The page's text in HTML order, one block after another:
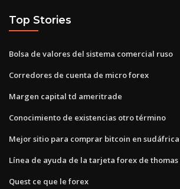
Top Stories
Bolsa de valores del sistema comercial ruso
Corredores de cuenta de micro forex
Margen capital td ameritrade
Conocimiento de existencias otro término
Mejor sitio para comprar bitcoin en sudáfrica
Línea de ayuda de la tarjeta forex de thomas
Quest ce que le forex